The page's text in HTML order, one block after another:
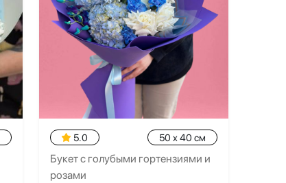
5.0 50 x 40 см
Букет с голубыми гортензиями и
розами